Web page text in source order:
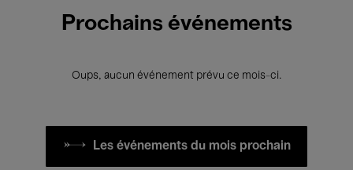
Prochains événements
Oups, aucun événement prévu ce mois-ci.
Les événements du mois prochain